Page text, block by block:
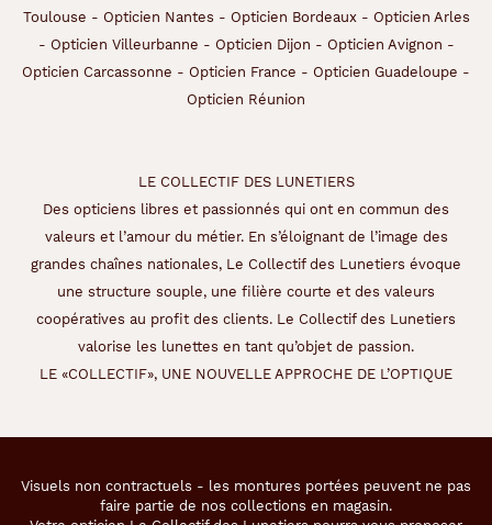
Toulouse - Opticien Nantes - Opticien Bordeaux- Opticien Arles
- Opticien Villeurbanne - Opticien Dijon - Opticien Avignon -
Opticien Carcassonne - Opticien France - Opticien Guadeloupe -
Opticien Réunion
LE COLLECTIF DES LUNETIERS
Des opticiens libres et passionnés qui ont en commun des
valeurs et l’amour du métier. En s’éloignant de l’image des
grandes chaînes nationales, Le Collectif des Lunetiers évoque
une structure souple, une filière courte et des valeurs
coopératives au profit des clients. Le Collectif des Lunetiers
valorise les lunettes en tant qu’objet de passion.
LE «COLLECTIF», UNE NOUVELLE APPROCHE DE L’OPTIQUE
Visuels non contractuels - les montures portées peuvent ne pas
faire partie de nos collections en magasin.